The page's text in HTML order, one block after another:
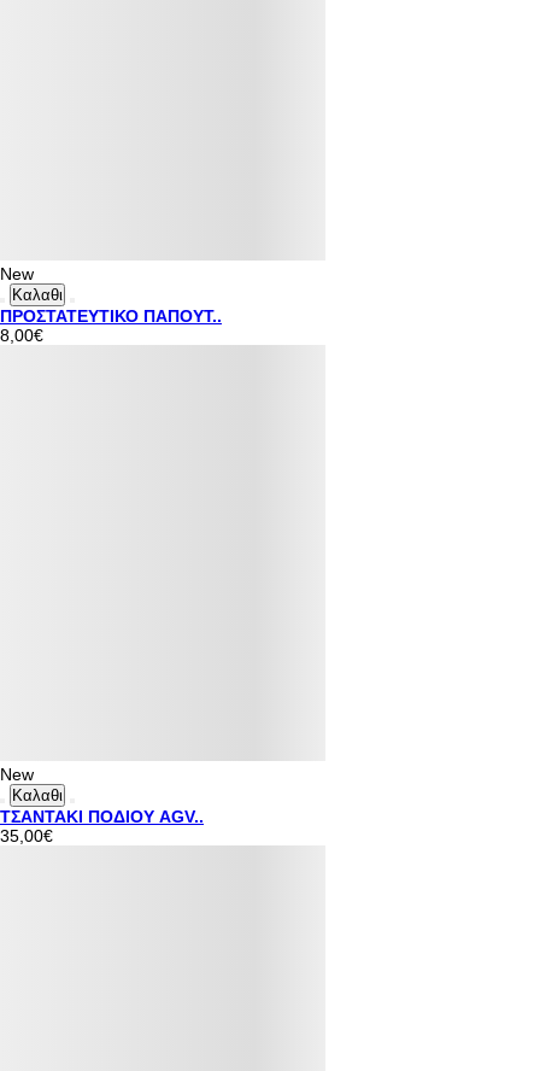
New
Καλαθι
ΠΡΟΣΤΑΤΕΥΤΙΚΟ ΠΑΠΟΥΤ..
8,00€
New
Καλαθι
ΤΣΑΝΤΑΚΙ ΠΟΔΙΟΥ AGV..
35,00€